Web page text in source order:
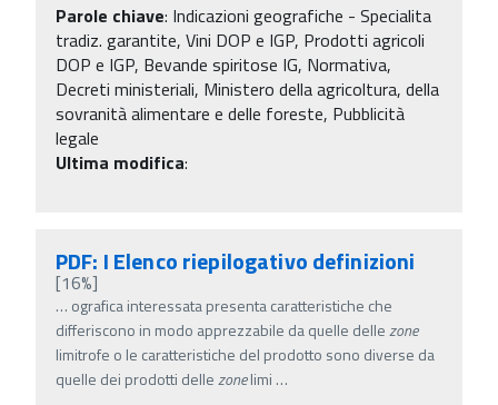
Parole chiave: Indicazioni geografiche - Specialita
tradiz. garantite, Vini DOP e IGP, Prodotti agricoli
DOP e IGP, Bevande spiritose IG, Normativa,
Decreti ministeriali, Ministero della agricoltura, della
sovranità alimentare e delle foreste, Pubblicità
legale
Ultima modifica:
PDF: I Elenco riepilogativo definizioni
[16%]
… ografica interessata presenta caratteristiche che
differiscono in modo apprezzabile da quelle dellezone
limitrofe o le caratteristiche del prodotto sono diverse da
quelle dei prodotti dellezonelimi …